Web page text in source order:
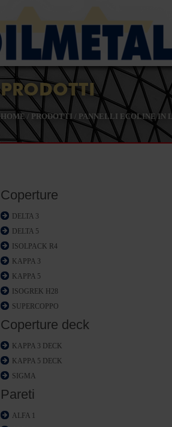
PRODOTTI
HOME/ PRODOTTI / PANNELLI ECOLINE IN
Coperture
DELTA 3
DELTA 5
ISOLPACK R4
KAPPA 3
KAPPA 5
ISOGREK H28
SUPERCOPPO
Coperture deck
KAPPA 3 DECK
KAPPA 5 DECK
SIGMA
Pareti
ALFA 1